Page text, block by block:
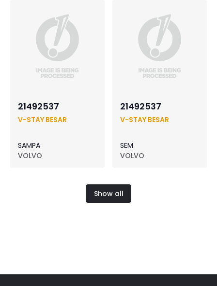
21492537
V-STAY BESAR
SAMPA
VOLVO
21492537
V-STAY BESAR
SEM
VOLVO
Show all